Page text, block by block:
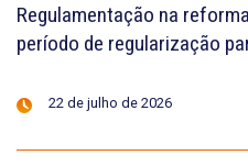
Regulamentação na
período de regularização
22 de julho de 2026